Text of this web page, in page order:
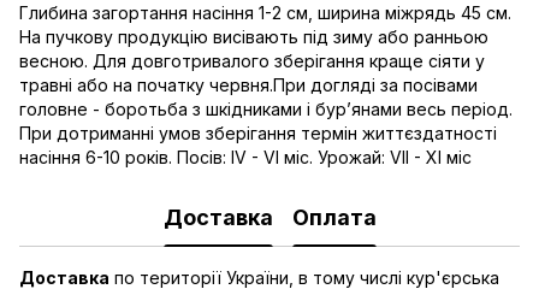
Глибина загортання насіння 1-2 см, ширина міжрядь 45 см.
На пучкову продукцію висівають під зиму або ранньою
весною. Для довготривалого зберігання краще сіяти у
травні або на початку червня.При догляді за посівами
головне - боротьба з шкідниками і бур’янами весь період.
При дотриманні умов зберігання термін життєздатності
насіння 6-10 років. Посів: IV - VI міс. Урожай: VII - XI міс
Доставка Оплата
Доставка по території України, в тому числі кур'єрська